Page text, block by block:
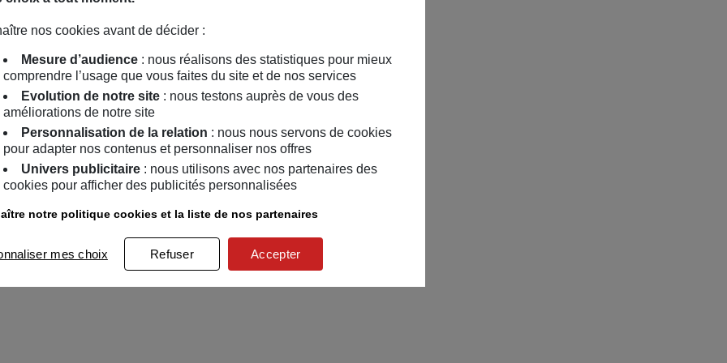
nos cookies avant de décider :
Mesure d’audience : nous réalisons des statistiques pour mieux
comprendre l’usage que vous faites du site et de nos services
Evolution de notre site : nous testons auprès de vous des
améliorations de notre site
Personnalisation de la relation : nous nous servons de cookies
pour adapter nos contenus et personnaliser nos offres
Univers publicitaire : nous utilisons avec nos partenaires des
cookies pour afficher des publicités personnalisées
notre politique cookies et la liste de nos partenaires
mes choix Refuser Accepter